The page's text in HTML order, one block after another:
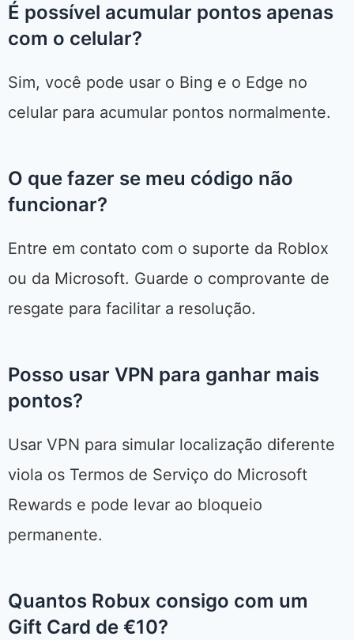
É possível acumular pontos apenas
com o celular?
Sim, você pode usar o Bing e o Edge no
celular para acumular pontos normalmente.
O que fazer se meu código não
funcionar?
Entre em contato com o suporte da Roblox
ou da Microsoft. Guarde o comprovante de
resgate para facilitar a resolução.
Posso usar VPN para ganhar mais
pontos?
Usar VPN para simular localização diferente
viola os Termos de Serviço do Microsoft
Rewards e pode levar ao bloqueio
permanente.
Quantos Robux consigo com um
Gift Card de €10?